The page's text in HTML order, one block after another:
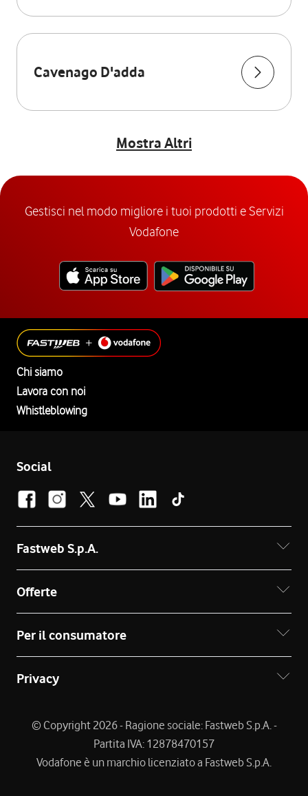
Cavenago D'adda
Mostra Altri
Gestisci nel modo migliore i tuoi prodotti e Servizi
Vodafone
Chi siamo
Lavora con noi
Whistleblowing
Social
Fastweb S.p.A.
Offerte
Per il consumatore
Privacy
© Copyright 2026 - Ragione sociale: Fastweb S.p.A. -
Partita IVA: 12878470157
Vodafone è un marchio licenziato a Fastweb S.p.A.